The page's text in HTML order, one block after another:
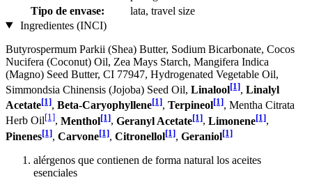
Tipo de envase:
lata, travel size
Ingredientes (INCI)
Butyrospermum Parkii (Shea) Butter, Sodium Bicarbonate, Cocos
Nucifera (Coconut) Oil, Zea Mays Starch, Mangifera Indica
(Magno) Seed Butter, CI 77947, Hydrogenated Vegetable Oil,
Simmondsia Chinensis (Jojoba) Seed Oil, Linalool[1], Linalyl
Acetate[1], Beta-Caryophyllene[1], Terpineol[1], Mentha Citrata
Herb Oil[1], Menthol[1], Geranyl Acetate[1], Limonene[1],
Pinenes[1], Carvone[1], Citronellol[1], Geraniol[1]
alérgenos que contienen de forma natural los aceites
esenciales